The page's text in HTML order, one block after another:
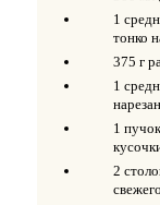
1
тонко
375 г
1
1
2